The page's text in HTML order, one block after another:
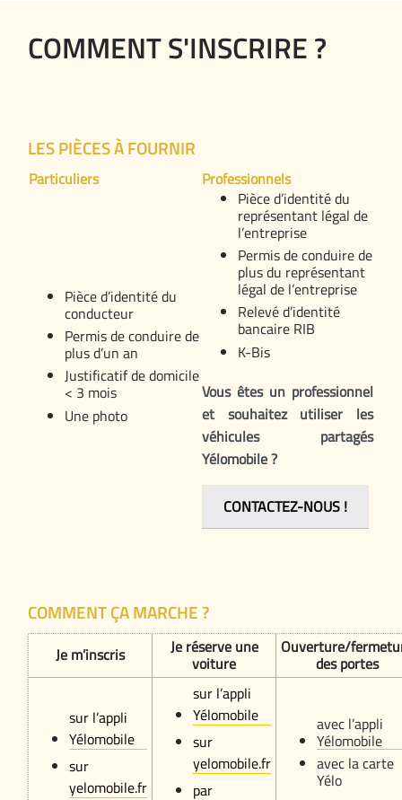
COMMENT S'INSCRIRE ?
LES PIÈCES À FOURNIR
Particuliers Professionnels
Pièce d’identité du
conducteur
Permis de conduire de
plus d’un an
Justificatif de domicile
< 3 mois
Une photo
Pièce d’identité du
représentant légal de
l’entreprise
Permis de conduire de
plus du représentant
légal de l’entreprise
Relevé d’identité
bancaire RIB
K-Bis
Vous êtes un professionnel
et souhaitez utiliser les
véhicules partagés
Yélomobile ?
CONTACTEZ-NOUS !
COMMENT ÇA MARCHE ?
Je m’inscris Je réserve une
voiture
Ouverture/
des portes
sur l’appli
Yélomobile
sur
yelomobile.fr
sur l’appli
Yélomobile
sur
yelomobile.fr
par
avec l’appli
Yélomobile
avec la carte
Yélo